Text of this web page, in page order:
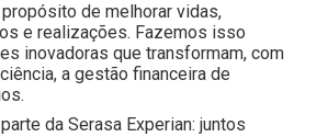
de melhorar vidas,
e realizações. Fazemos isso
inovadoras que transformam, com
a gestão financeira de
da Serasa Experian: juntos